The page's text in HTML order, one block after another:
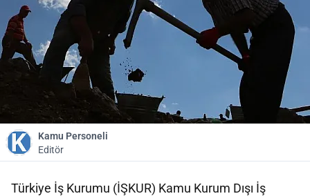
Kamu Personeli
Editör
Türkiye İş Kurumu (İŞKUR) Kamu Kurum Dışı İş